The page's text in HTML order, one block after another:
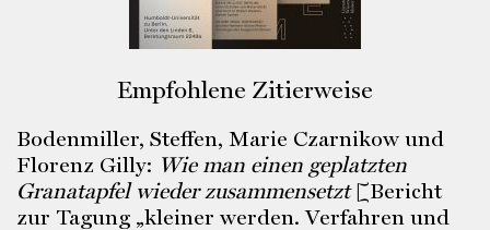
Empfohlene Zitierweise
Bodenmiller, Steffen, Marie Czarnikow und
Florenz Gilly: Wie man einen geplatzten
Granatapfel wieder zusammensetzt[Bericht
zur Tagung „kleiner werden. Verfahren und